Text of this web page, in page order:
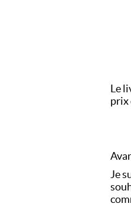
Le
prix
Je